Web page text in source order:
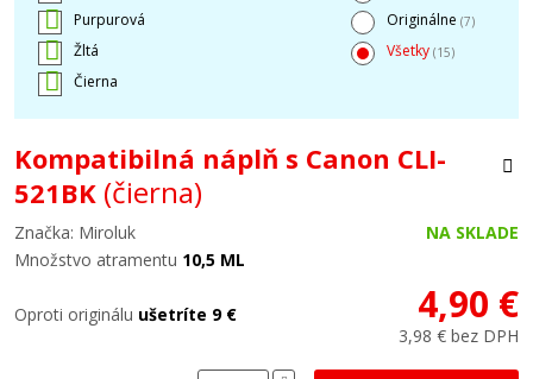
Purpurová
Žltá
Čierna
Originálne (7)
Všetky (15)
Kompatibilná náplň s Canon CLI-
521BK (čierna)
Značka: Miroluk
NA SKLADE
Množstvo atramentu 10,5 ML
Oproti originálu ušetríte 9 € 4,90 €
3,98 € bez DPH